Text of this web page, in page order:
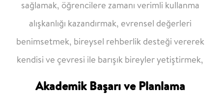
sağlamak, öğrencilere zamanı verimli kullanma
alışkanlığı kazandırmak, evrensel değerleri
benimsetmek, bireysel rehberlik desteği vererek
kendisi ve çevresi ile barışık bireyler yetiştirmek,
Akademik Başarı ve Planlama